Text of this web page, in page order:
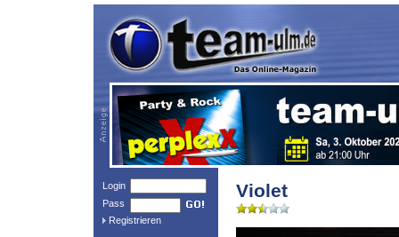
Login
Pass
Registrieren
Violet